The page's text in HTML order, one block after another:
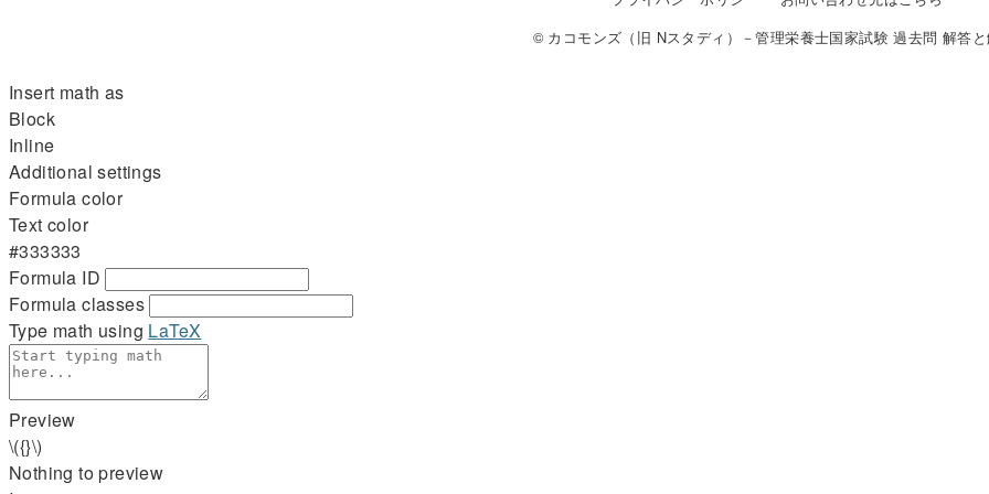
© カコモンズ（旧 Nスタディ）－管理栄養士国家試験 過去問 解答
Insert math as
Block
Inline
Additional settings
Formula color
Text color
#333333
Formula ID
Formula classes
Type math using LaTeX
Preview
\({}\)
Nothing to preview